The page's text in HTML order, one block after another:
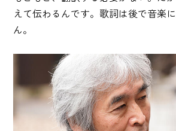
えて伝わるんです。歌詞は後で音楽
ん。